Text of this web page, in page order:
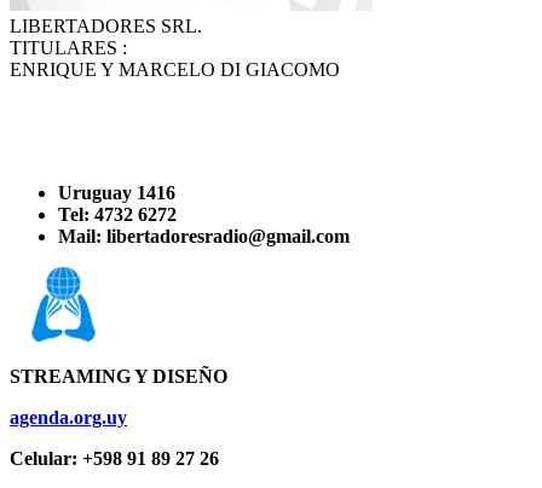
LIBERTADORES SRL.
TITULARES :
ENRIQUE Y MARCELO DI GIACOMO
Uruguay 1416
Tel: 4732 6272
Mail: libertadoresradio@gmail.com
STREAMING Y DISEÑO
agenda.org.uy
Celular: +598 91 89 27 26